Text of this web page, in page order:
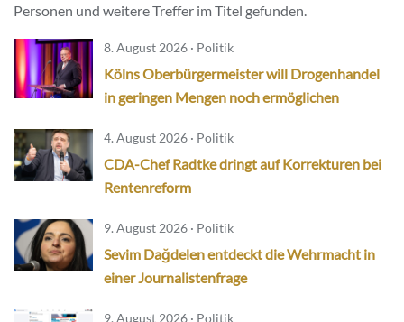
Personen und weitere Treffer im Titel gefunden.
8. August 2026 · Politik
Kölns Oberbürgermeister will Drogenhandel
in geringen Mengen noch ermöglichen
4. August 2026 · Politik
CDA-Chef Radtke dringt auf Korrekturen bei
Rentenreform
9. August 2026 · Politik
Sevim Dağdelen entdeckt die Wehrmacht in
einer Journalistenfrage
9. August 2026 · Politik